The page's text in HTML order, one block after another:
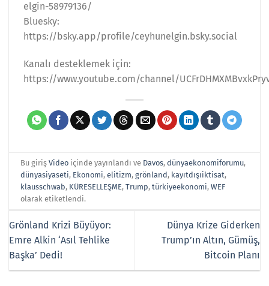
elgin-58979136/
Bluesky:
https://bsky.app/profile/ceyhunelgin.bsky.social
Kanalı desteklemek için:
https://www.youtube.com/channel/
Bu girişVideo içinde yayınlandı ve Davos,dünyaekonomiforumu,
dünyasiyaseti, Ekonomi,elitizm,grönland, kayıtdışıiktisat,
klausschwab, KÜRESELLEŞME,Trump,türkiyeekonomi,WEF
olarak etiketlendi.
Grönland Krizi Büyüyor:
Emre Alkin ‘Asıl Tehlike
Başka’ Dedi!
Dünya Krize Giderken
Trump’ın Altın, Gümüş,
Bitcoin Planı